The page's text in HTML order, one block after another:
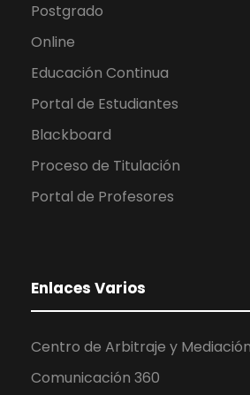
Postgrado
Online
Educación Continua
Portal de Estudiantes
Blackboard
Proceso de Titulación
Portal de Profesores
Enlaces Varios
Centro de Arbitraje y Mediación
Comunicación 360